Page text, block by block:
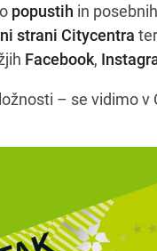
popustih in
strani Citycentra
Facebook,
– se vidimo v